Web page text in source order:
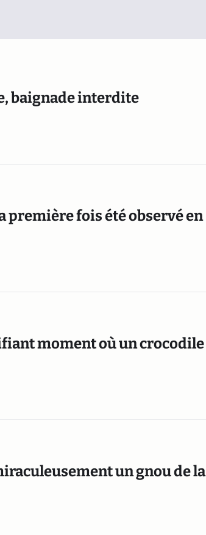
baignade interdite
première fois été observé en
moment où un crocodile
un gnou de la